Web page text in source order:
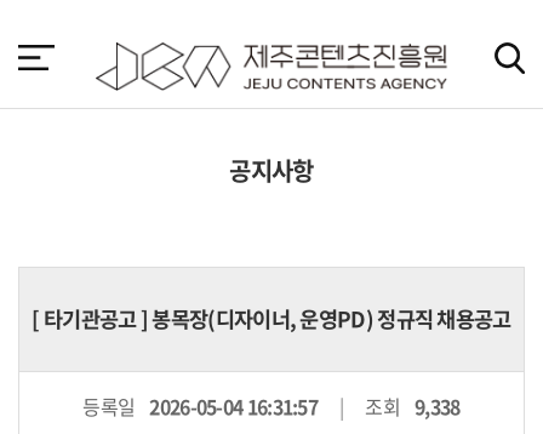
바
가
공지사항
[타기관공고] 봉목장(디자이너, 운영PD) 정규직 채용공고
등록일 2026-05-04 16:31:57 조회 9,338